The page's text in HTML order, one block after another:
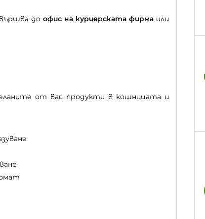
до офис на куриерската фирма или
от вас продукти в кошницата и